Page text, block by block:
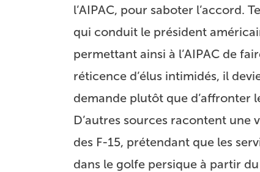
l’AIPAC, pour saboter l’accord.
qui conduit le président
permettant ainsi à l’AIPAC de
réticence d’élus intimidés, il
demande plutôt que d’affronter
D’autres sources racontent une
des F-15, prétendant que les
dans le golfe persique à partir